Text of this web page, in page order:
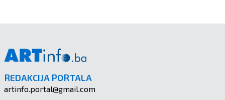
REDAKCIJA PORTALA
artinfo.portal@gmail.com